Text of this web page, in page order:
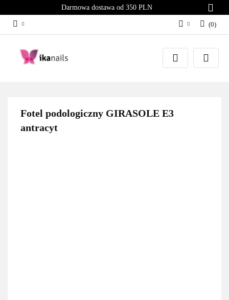
Darmowa dostawa od 350 PLN
Zaloguj się
Załóż konto
(0)
Fotel podologiczny GIRASOLE E3
antracyt